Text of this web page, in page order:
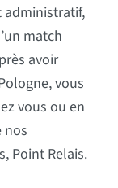
administratif,
match
avoir
vous
vous ou en
nos
Point Relais.